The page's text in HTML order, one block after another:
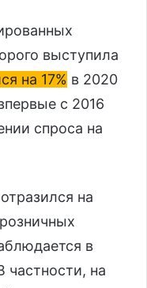
выступила
на 17% в 2020
с 2016
спроса на
на
в
частности, на